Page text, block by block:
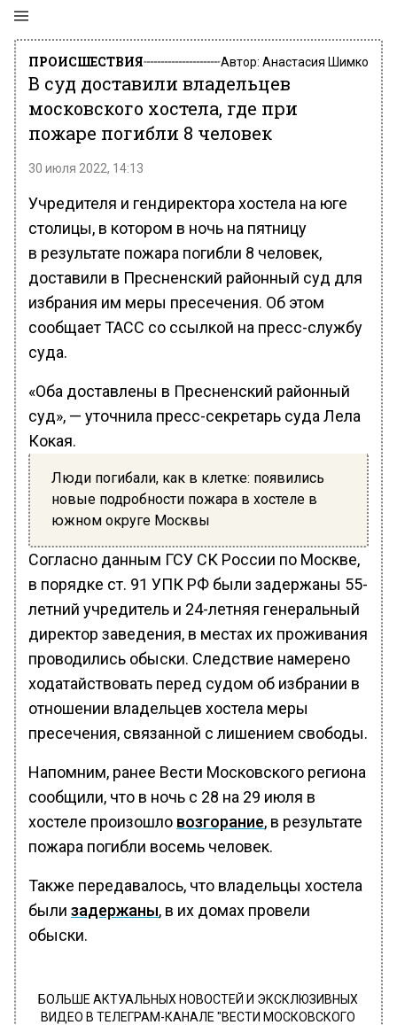
ПРОИСШЕСТВИЯ Автор: Анастасия Шимко
В суд доставили владельцев
московского хостела, где при
пожаре погибли 8 человек
30 июля 2022, 14:13
Учредителя и гендиректора хостела на юге
столицы, в котором в ночь на пятницу
в результате пожара погибли 8 человек,
доставили в Пресненский районный суд для
избрания им меры пресечения. Об этом
сообщает ТАСС со ссылкой на пресс-службу
суда.
«Оба доставлены в Пресненский районный
суд», — уточнила пресс-секретарь суда Лела
Кокая.
Люди погибали, как в клетке: появились
новые подробности пожара в хостеле в
южном округе Москвы
Согласно данным ГСУ СК России по Москве,
в порядке ст. 91 УПК РФ были задержаны 55-
летний учредитель и 24-летняя генеральный
директор заведения, в местах их проживания
проводились обыски. Следствие намерено
ходатайствовать перед судом об избрании в
отношении владельцев хостела меры
пресечения, связанной с лишением свободы.
Напомним, ранее Вести Московского региона
сообщили, что в ночь с 28 на 29 июля в
хостеле произошло возгорание, в результате
пожара погибли восемь человек.
Также передавалось, что владельцы хостела
были задержаны, в их домах провели
обыски.
БОЛЬШЕ АКТУАЛЬНЫХ НОВОСТЕЙ И ЭКСКЛЮЗИВНЫХ
ВИДЕО В ТЕЛЕГРАМ-КАНАЛЕ "ВЕСТИ МОСКОВСКОГО